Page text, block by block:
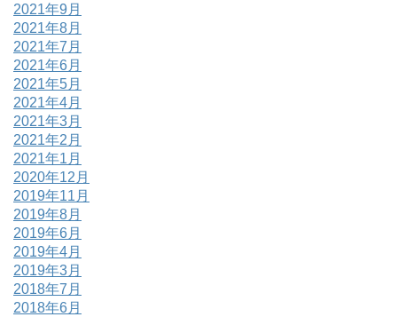
2021年9月
2021年8月
2021年7月
2021年6月
2021年5月
2021年4月
2021年3月
2021年2月
2021年1月
2020年12月
2019年11月
2019年8月
2019年6月
2019年4月
2019年3月
2018年7月
2018年6月